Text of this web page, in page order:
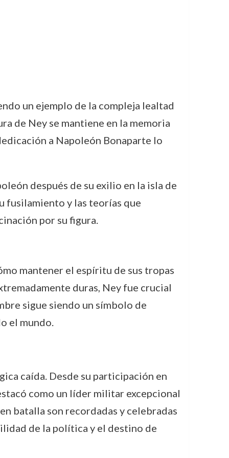
un ejemplo de la compleja lealtad
de Ney se mantiene en la memoria
a Napoleón Bonaparte lo
después de su exilio en la isla de
fusilamiento y las teorías que
por su figura.
mantener el espíritu de sus tropas
duras, Ney fue crucial
sigue siendo un símbolo de
el mundo.
caída. Desde su participación en
como un líder militar excepcional
batalla son recordadas y celebradas
de la política y el destino de